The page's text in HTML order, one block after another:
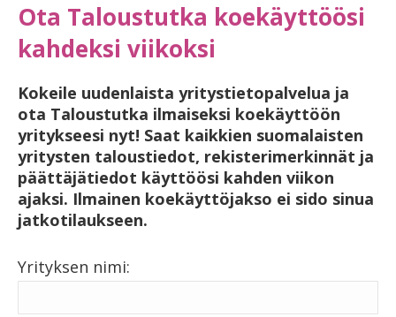
Ota Taloustutka koekäyttöösi
kahdeksi viikoksi
Kokeile uudenlaista yritystietopalvelua ja
ota Taloustutka ilmaiseksi koekäyttöön
yritykseesi nyt! Saat kaikkien suomalaisten
yritysten taloustiedot, rekisterimerkinnät ja
päättäjätiedot käyttöösi kahden viikon
ajaksi. Ilmainen koekäyttöjakso ei sido sinua
jatkotilaukseen.
Yrityksen nimi: